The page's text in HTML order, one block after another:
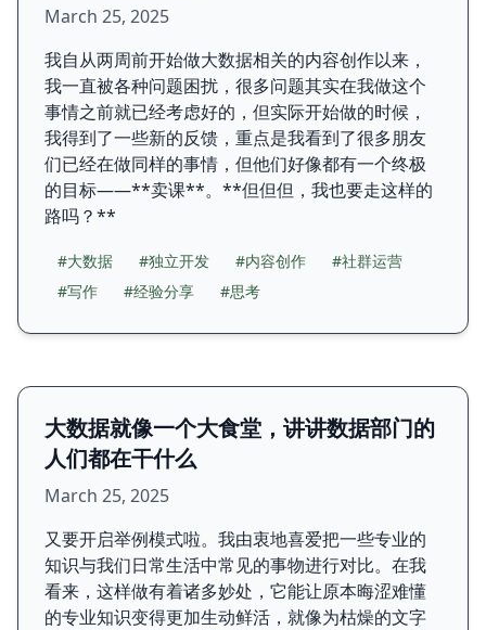
March 25, 2025
我自从两周前开始做大数据相关的内容创作以来，
我一直被各种问题困扰，很多问题其实在我做这个
事情之前就已经考虑好的，但实际开始做的时候，
我得到了一些新的反馈，重点是我看到了很多朋友
们已经在做同样的事情，但他们好像都有一个终极
的目标——**卖课**。**但但但，我也要走这样的
路吗？**
#大数据 #独立开发 #内容创作
#社群运营
#写作
#经验分享 #思考
大数据就像一个大食堂，讲讲数据部门的
人们都在干什么
March 25, 2025
又要开启举例模式啦。我由衷地喜爱把一些专业的
知识与我们日常生活中常见的事物进行对比。在我
看来，这样做有着诸多妙处，它能让原本晦涩难懂
的专业知识变得更加生动鲜活，就像为枯燥的文字